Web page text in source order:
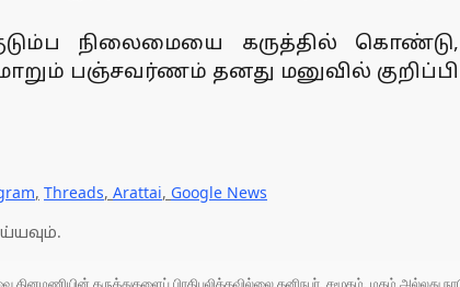
நிலைமையை கருத்தில் கொண்டு,
பஞ்சவர்ணம் தனது மனுவில்
, Threads, Arattai, Google News